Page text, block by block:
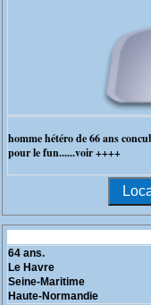
homme hétéro de 66 ans
pour le fun......voir ++++
64 ans.
Le Havre
Seine-Maritime
Haute-Normandie